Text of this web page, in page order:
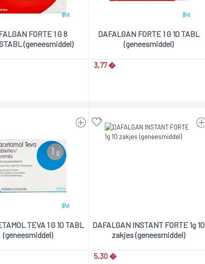
FORTE 1 G 8
(geneesmiddel)
DAFALGAN FORTE 1 G 10 TABL
(geneesmiddel)
3,77 �
TEVA 1 G 10 TABL
(geneesmiddel)
DAFALGAN INSTANT FORTE 1g 10
zakjes (geneesmiddel)
5,30 �